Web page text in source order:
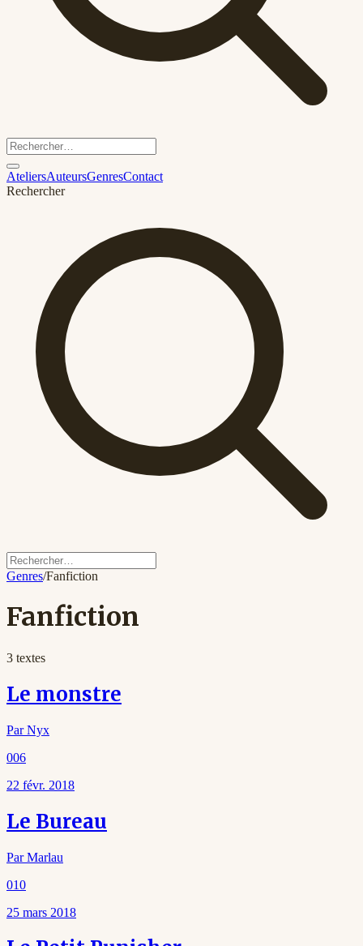
AteliersAuteursGenresContact
Rechercher
Genres/Fanfiction
Fanfiction
3 textes
Le monstre
Par Nyx
006
22 févr. 2018
Le Bureau
Par Marlau
010
25 mars 2018